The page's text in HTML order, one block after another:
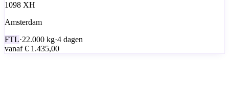
1098 XH
Amsterdam
FTL·22.000 kg·4 dagen
vanaf€ 1.435,00